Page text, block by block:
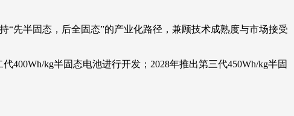
先半固态，后全固态”的产业化路径，兼顾技术成熟度与市场接受
400Wh/kg半固态电池进行开发；2028年推出第三代450Wh/kg半固